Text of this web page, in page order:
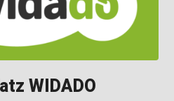
WIDADO